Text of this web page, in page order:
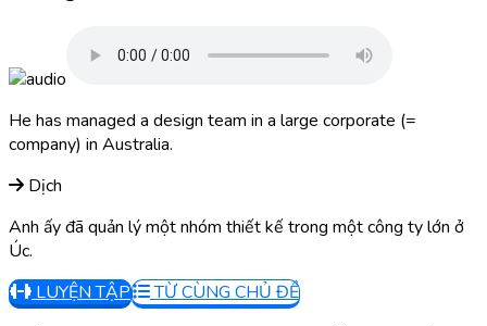
He has managed a design team in a large corporate (=
company) in Australia.
Dịch
Anh ấy đã quản lý một nhóm thiết kế trong một công ty lớn ở
Úc.
LUYỆN TẬP
TỪ CÙNG CHỦ ĐỀ